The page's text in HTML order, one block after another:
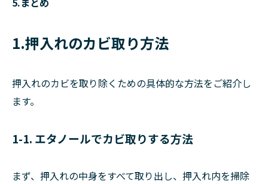
1.押入れのカビ取り方法
押入れのカビを取り除くための具体的な方法をご紹介し
ます。
1-1. エタノールでカビ取りする方法
まず、押入れの中身をすべて取り出し、押入れ内を掃除